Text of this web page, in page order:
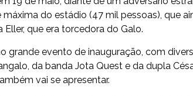
do estádio (47 mil pessoas), que
que era torcedora do Galo.
grande evento de inauguração, com
da banda Jota Quest e da dupla
vai se apresentar.